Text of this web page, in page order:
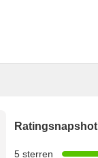
Ratingsnapshot
5 sterren